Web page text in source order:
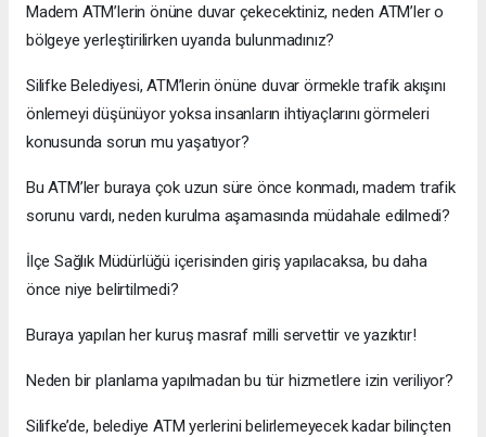
Madem ATM’lerin önüne duvar çekecektiniz, neden ATM’ler o
bölgeye yerleştirilirken uyarıda bulunmadınız?
Silifke Belediyesi, ATM’lerin önüne duvar örmekle trafik akışını
önlemeyi düşünüyor yoksa insanların ihtiyaçlarını görmeleri
konusunda sorun mu yaşatıyor?
Bu ATM’ler buraya çok uzun süre önce konmadı, madem trafik
sorunu vardı, neden kurulma aşamasında müdahale edilmedi?
İlçe Sağlık Müdürlüğü içerisinden giriş yapılacaksa, bu daha
önce niye belirtilmedi?
Buraya yapılan her kuruş masraf milli servettir ve yazıktır!
Neden bir planlama yapılmadan bu tür hizmetlere izin veriliyor?
Silifke’de, belediye ATM yerlerini belirlemeyecek kadar bilinçten